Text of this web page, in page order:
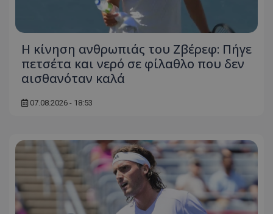
Η κίνηση ανθρωπιάς του Ζβέρεφ: Πήγε
πετσέτα και νερό σε φίλαθλο που δεν
αισθανόταν καλά
07.08.2026 - 18:53